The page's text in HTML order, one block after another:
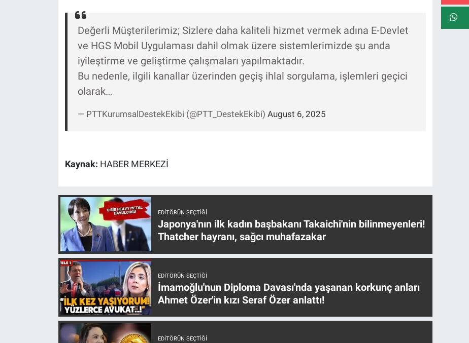
Değerli Müşterilerimiz; Sizlere daha kaliteli hizmet vermek adına E-Devlet
ve HGS Mobil Uygulaması dahil olmak üzere sistemlerimizde şu anda
iyileştirme ve geliştirme çalışmaları yapılmaktadır.
Bu nedenle, ilgili kanallar üzerinden geçiş ihlal sorgulama, işlemleri geçici
olarak…
— PTTKurumsalDestekEkibi (@PTT_DestekEkibi) August 6, 2025
Kaynak: HABER MERKEZİ
EDITÖRÜN SEÇTIĞI
Japonya'nın ilk kadın başbakanı Takaichi'nin bilinmeyenleri!
Thatcher hayranı, sağcı muhafazakar
EDITÖRÜN SEÇTIĞI
İmamoğlu'nun Diploma Davası'nda yaşanan korkunç anları
Ahmet Özer'in kızı Seraf Özer anlattı!
EDITÖRÜN SEÇTIĞI
Türkiye'nin Gündemi